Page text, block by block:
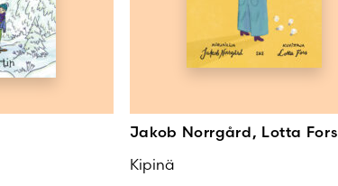
Jakob Norrgård, Lotta Fors
Kipinä